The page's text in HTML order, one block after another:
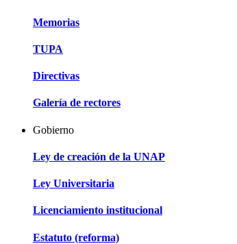
Memorias
TUPA
Directivas
Galería de rectores
Gobierno
Ley de creación de la UNAP
Ley Universitaria
Licenciamiento institucional
Estatuto (reforma)